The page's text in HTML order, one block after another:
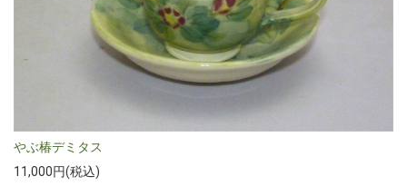
やぶ椿デミタス
11,000円(税込)